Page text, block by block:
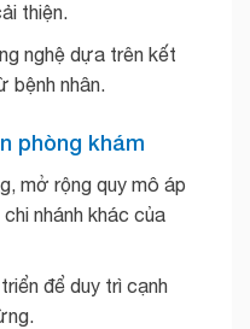
thiện.
nghệ dựa trên kết
bệnh nhân.
phòng khám
mở rộng quy mô áp
nhánh khác của
để duy trì cạnh